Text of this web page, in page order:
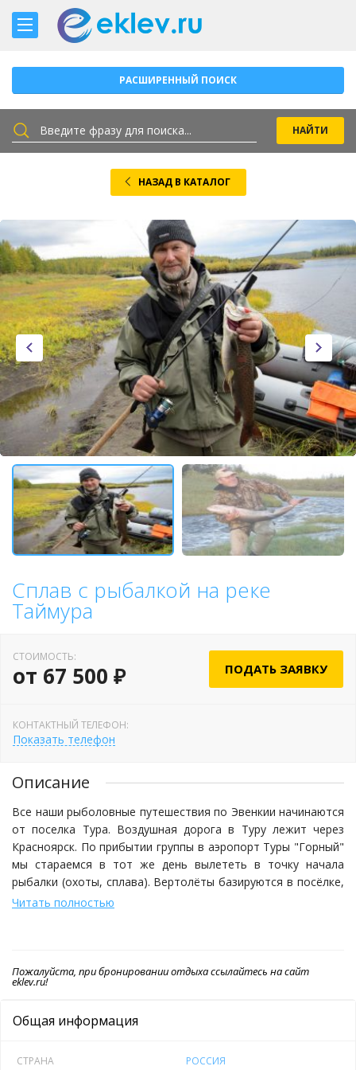
РАСШИРЕННЫЙ ПОИСК
НАЗАД В КАТАЛОГ
Сплав с рыбалкой на реке
Таймура
СТОИМОСТЬ:
от 67 500 ₽ ПОДАТЬ ЗАЯВКУ
КОНТАКТНЫЙ ТЕЛЕФОН:
Показать телефон
Описание
Все наши рыболовные путешествия по Эвенкии начинаются
от поселка Тура. Воздушная дорога в Туру лежит через
Красноярск. По прибытии группы в аэропорт Туры "Горный"
мы стараемся в тот же день вылететь в точку начала
рыбалки (охоты, сплава). Вертолёты базируются в посёлке,
который соединён с "Горным", единственной в этой части
проводники, умеющие делать в тайге все необходимое. Они
необходимости поделятся секретами ловли, помогут
Читать полностью
Пожалуйста, при бронировании отдыха ссылайтесь на сайт
eklev.ru!
Общая информация
СТРАНА РОССИЯ